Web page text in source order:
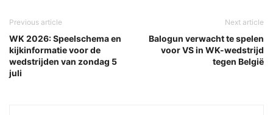
Previous article
WK 2026: Speelschema en
kijkinformatie voor de
wedstrijden van zondag 5
juli
Next article
Balogun verwacht te spelen
voor VS in WK-wedstrijd
tegen België